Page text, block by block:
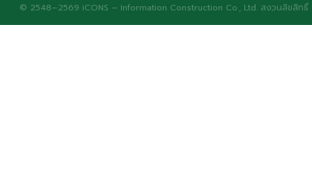
© 2548–2569 iCONS – Information Construction Co., Ltd. สงวนลิขสิทธิ์